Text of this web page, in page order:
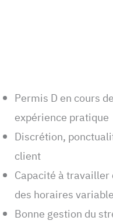
Permis D en cours
expérience pratique
Discrétion,
client
Capacité à
des horaires
Bonne gestion du